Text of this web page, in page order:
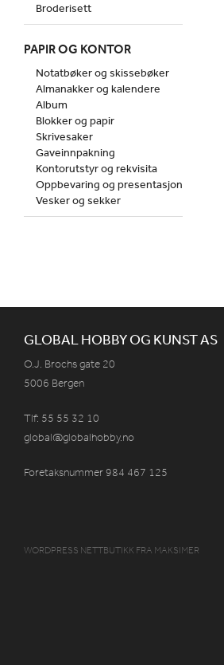
Broderisett
PAPIR OG KONTOR
Notatbøker og skissebøker
Almanakker og kalendere
Album
Blokker og papir
Skrivesaker
Gaveinnpakning
Kontorutstyr og rekvisita
Oppbevaring og presentasjon
Vesker og sekker
GLOBAL HOBBY OG KUNST AS
O.J. Brochs gate 20
5006 Bergen
Tlf: 55 55 32 10
global@globalhobby.no
Foretaksnummer 984 467 125
WORDPRESS NETTBUTIKK FRA MAKSIMER